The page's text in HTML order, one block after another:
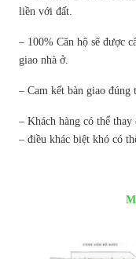
liền với đất.
– 100% Căn hộ sẽ được
giao nhà ở.
– Cam kết bàn giao đúng
– Khách hàng có thể
– điều khác biệt khó có